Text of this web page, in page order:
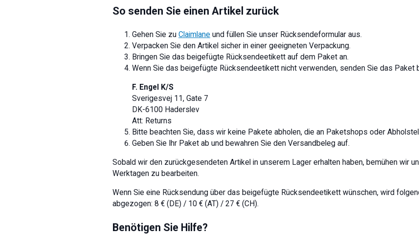
So senden Sie einen Artikel zurück
Gehen Sie zu Claimlane und füllen Sie unser Rücksendeformular aus.
Verpacken Sie den Artikel sicher in einer geeigneten Verpackung.
Bringen Sie das beigefügte Rücksendeetikett auf dem Paket an.
Wenn Sie das beigefügte Rücksendeetikett nicht verwenden, senden Sie das Paket
F. Engel K/S
Sverigesvej 11, Gate 7
DK-6100 Haderslev
Att: Returns
Bitte beachten Sie, dass wir keine Pakete abholen, die an Paketshops oder
Geben Sie Ihr Paket ab und bewahren Sie den Versandbeleg auf.
Sobald wir den zurückgesendeten Artikel in unserem Lager erhalten haben, bemühen wir
Werktagen zu bearbeiten.
Wenn Sie eine Rücksendung über das beigefügte Rücksendeetikett wünschen, wird
abgezogen: 8 € (DE) / 10 € (AT) / 27 € (CH).
Benötigen Sie Hilfe?